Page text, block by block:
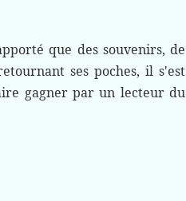
que des souvenirs, de
ses poches, il s'est
gagner par un lecteur du